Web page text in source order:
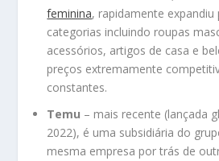
feminina, rapidamente expandiu
categorias incluindo roupas
acessórios, artigos de casa e
preços extremamente
constantes.
Temu – mais recente (lançada
2022), é uma subsidiária do
mesma empresa por trás de